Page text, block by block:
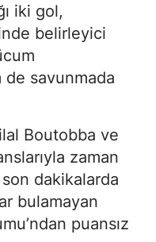
iki gol,
belirleyici
de savunmada
Boutobba ve
zaman
dakikalarda
bulamayan
puansız